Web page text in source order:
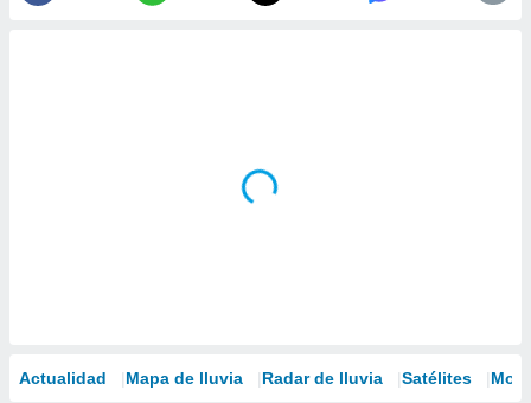
Actualidad Mapa de lluvia Radar de lluvia Satélites